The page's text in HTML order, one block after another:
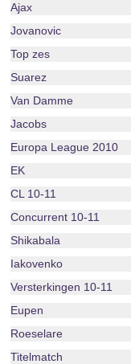
Ajax
Jovanovic
Top zes
Suarez
Van Damme
Jacobs
Europa League 2010
EK
CL 10-11
Concurrent 10-11
Shikabala
Iakovenko
Versterkingen 10-11
Eupen
Roeselare
Titelmatch